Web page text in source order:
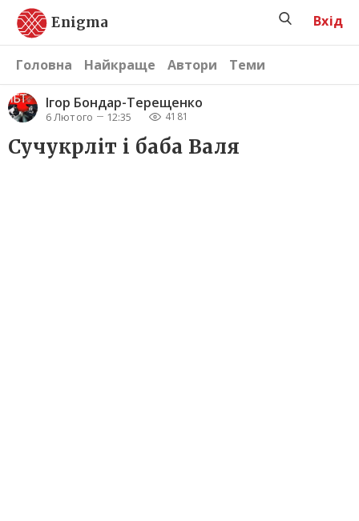
Enigma
Головна Найкраще Автори Теми
Вхід
Ігор Бондар-Терещенко
6 Лютого 12:35 4181
Сучукрліт і баба Валя